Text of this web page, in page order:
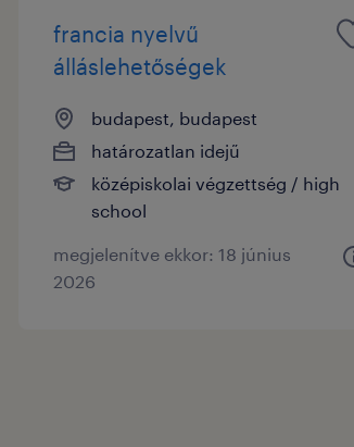
francia nyelvű
álláslehetőségek
budapest, budapest
határozatlan idejű
középiskolai végzettség / high
school
megjelenítve ekkor: 18 június
2026